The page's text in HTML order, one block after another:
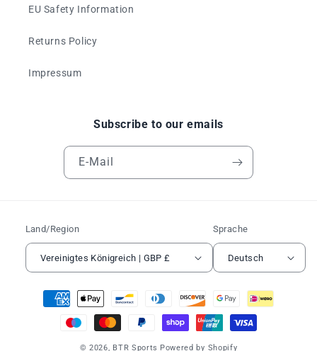
EU Safety Information
Returns Policy
Impressum
Subscribe to our emails
E-Mail
Land/Region
Vereinigtes Königreich | GBP £
Sprache
Deutsch
Zahlungsmethoden
© 2026, BTR Sports Powered by Shopify